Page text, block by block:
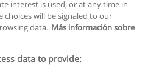
interest is used, or at any time in
choices will be signaled to our
data. Más información sobre
data to provide: